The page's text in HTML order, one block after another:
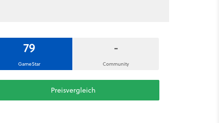
79
GameStar
-
Community
Preisvergleich